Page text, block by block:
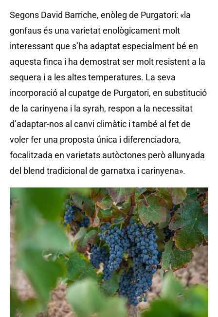
Segons David Barriche, enòleg de Purgatori: «la
gonfaus és una varietat enològicament molt
interessant que s’ha adaptat especialment bé en
aquesta finca i ha demostrat ser molt resistent a la
sequera i a les altes temperatures. La seva
incorporació al cupatge de Purgatori, en substitució
de la carinyena i la syrah, respon a la necessitat
d’adaptar-nos al canvi climàtic i també al fet de
voler fer una proposta única i diferenciadora,
focalitzada en varietats autòctones però allunyada
del blend tradicional de garnatxa i carinyena».